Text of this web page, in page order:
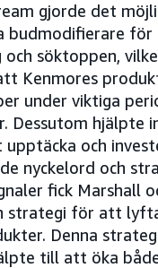
gjorde det
budmodifierare för
och söktoppen,
Kenmores
under viktiga
Dessutom hjälpte
och
nyckelord och
fick Marshall
strategi för att
Denna
till att öka